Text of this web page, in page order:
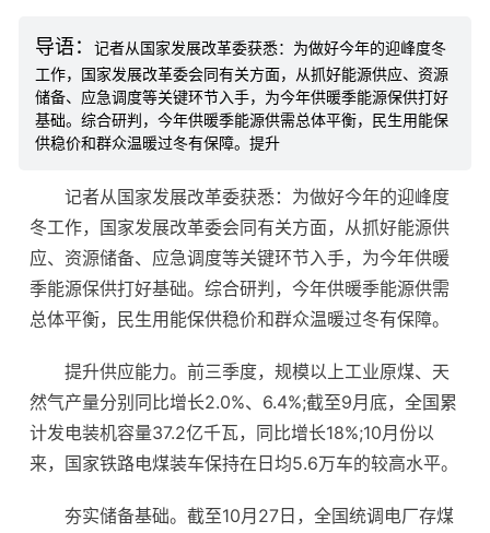
记者从国家发展改革委获悉：为做好今年的迎峰度冬
工作，国家发展改革委会同有关方面，从抓好能源供应、资源
储备、应急调度等关键环节入手，为今年供暖季能源保供打好
基础。综合研判，今年供暖季能源供需总体平衡，民生用能保
供稳价和群众温暖过冬有保障。提升
记者从国家发展改革委获悉：为做好今年的迎峰度
冬工作，国家发展改革委会同有关方面，从抓好能源供
应、资源储备、应急调度等关键环节入手，为今年供暖
季能源保供打好基础。综合研判，今年供暖季能源供需
总体平衡，民生用能保供稳价和群众温暖过冬有保障。
提升供应能力。前三季度，规模以上工业原煤、天
然气产量分别同比增长2.0%、6.4%;截至9月底，全国累
计发电装机容量37.2亿千瓦，同比增长18%;10月份以
来，国家铁路电煤装车保持在日均5.6万车的较高水平。
夯实储备基础。截至10月27日，全国统调电厂存煤